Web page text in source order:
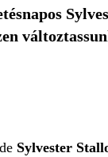
Sylvester